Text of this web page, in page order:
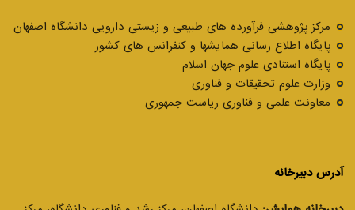
مرکز پژوهشی فرآورده های طبیعی و زیستی دارویی دانشگاه اصفهان
پایگاه اطلاع رسانی همایشها و کنفرانس های کشور
پایگاه استنادی علوم جهان اسلام
وزارت علوم تحقیقات و فناوری
معاونت علمی و فناوری ریاست جمهوری
------------------------------------------
آدرس دبیرخانه